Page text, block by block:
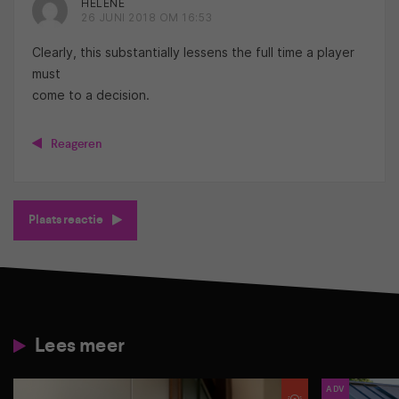
HELENE
26 JUNI 2018 OM 16:53
Clearly, this substantially lessens the full time a player
must
come to a decision.
Reageren
Plaats reactie
Lees meer
ADV